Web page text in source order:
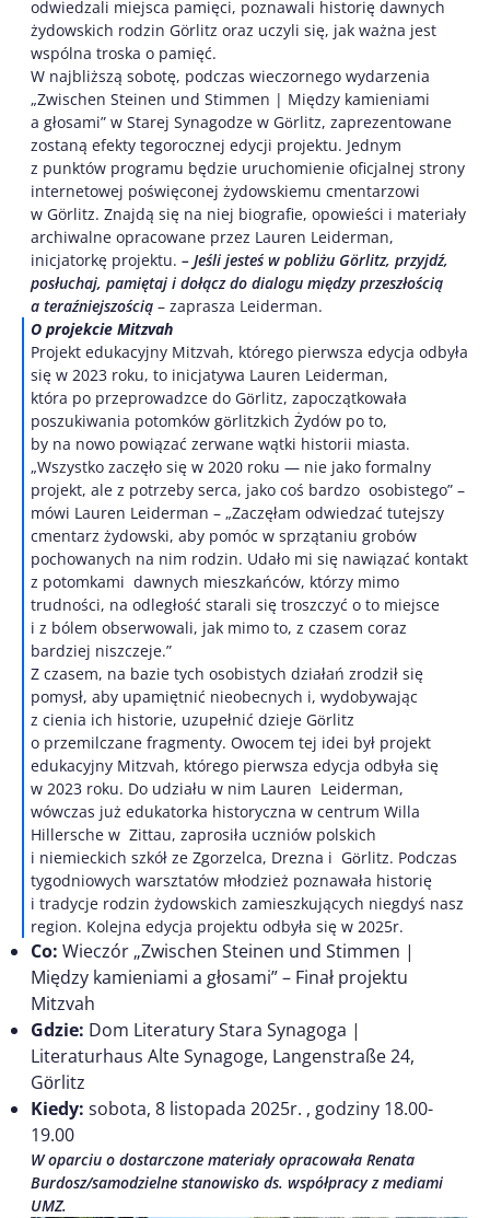
odwiedzali miejsca pamięci, poznawali historię dawnych
żydowskich rodzin Görlitz oraz uczyli się, jak ważna jest
wspólna troska o pamięć.
W najbliższą sobotę, podczas wieczornego wydarzenia
„Zwischen Steinen und Stimmen | Między kamieniami
a głosami” w Starej Synagodze w Gӧrlitz, zaprezentowane
zostaną efekty tegorocznej edycji projektu. Jednym
z punktów programu będzie uruchomienie oficjalnej strony
internetowej poświęconej żydowskiemu cmentarzowi
w Görlitz. Znajdą się na niej biografie, opowieści i materiały
archiwalne opracowane przez Lauren Leiderman,
inicjatorkę projektu. – Jeśli jesteś w pobliżu Görlitz, przyjdź,
posłuchaj, pamiętaj i dołącz do dialogu między przeszłością
a teraźniejszością – zaprasza Leiderman.
O projekcie Mitzvah
Projekt edukacyjny Mitzvah, którego pierwsza edycja odbyła
się w 2023 roku, to inicjatywa Lauren Leiderman,
która po przeprowadzce do Gӧrlitz, zapoczątkowała
poszukiwania potomków gӧrlitzkich Żydów po to,
by na nowo powiązać zerwane wątki historii miasta.
„Wszystko zaczęło się w 2020 roku — nie jako formalny
projekt, ale z potrzeby serca, jako coś bardzo osobistego” –
mówi Lauren Leiderman – „Zaczęłam odwiedzać tutejszy
cmentarz żydowski, aby pomóc w sprzątaniu grobów
pochowanych na nim rodzin. Udało mi się nawiązać kontakt
z potomkami dawnych mieszkańców, którzy mimo
trudności, na odległość starali się troszczyć o to miejsce
i z bólem obserwowali, jak mimo to, z czasem coraz
bardziej niszczeje.”
Z czasem, na bazie tych osobistych działań zrodził się
pomysł, aby upamiętnić nieobecnych i, wydobywając
z cienia ich historie, uzupełnić dzieje Gӧrlitz
o przemilczane fragmenty. Owocem tej idei był projekt
edukacyjny Mitzvah, którego pierwsza edycja odbyła się
w 2023 roku. Do udziału w nim Lauren Leiderman,
wówczas już edukatorka historyczna w centrum Willa
Hillersche w Zittau, zaprosiła uczniów polskich
i niemieckich szkół ze Zgorzelca, Drezna i Gӧrlitz. Podczas
tygodniowych warsztatów młodzież poznawała historię
i tradycje rodzin żydowskich zamieszkujących niegdyś nasz
region. Kolejna edycja projektu odbyła się w 2025r.
Co: Wieczór „Zwischen Steinen und Stimmen |
Między kamieniami a głosami” – Finał projektu
Mitzvah
Gdzie: Dom Literatury Stara Synagoga |
Literaturhaus Alte Synagoge, Langenstraße 24,
Gӧrlitz
Kiedy: sobota, 8 listopada 2025r. , godziny 18.00-
19.00
W oparciu o dostarczone materiały opracowała Renata
Burdosz/samodzielne stanowisko ds. współpracy z mediami
UMZ.